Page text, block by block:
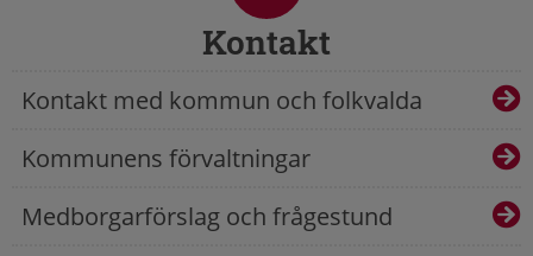
Kontakt
Kontakt med kommun och folkvalda
Kommunens förvaltningar
Medborgarförslag och frågestund